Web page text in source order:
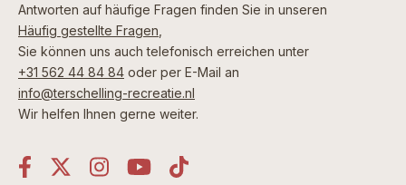
Antworten auf häufige Fragen finden Sie in unseren
Häufig gestellte Fragen
Sie können uns auch telefonisch erreichen unter
+31 562 44 84 84 oder per E-Mail an
info@terschelling-recreatie.nl
Wir helfen Ihnen gerne weiter.